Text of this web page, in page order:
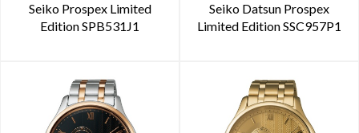
Seiko Prospex Limited
Edition SPB531J1
Seiko Datsun Prospex
Limited Edition SSC957P1